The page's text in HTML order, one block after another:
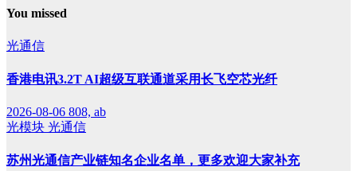
You missed
光通信
香港电讯3.2T AI超级互联通道采用长飞空芯光纤
2026-08-06 808, ab
光模块 光通信
苏州光通信产业链知名企业名单，更多欢迎大家补充